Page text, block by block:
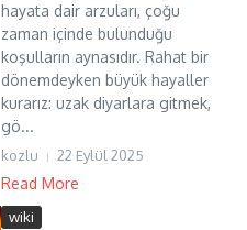
hayata dair arzuları, çoğu
zaman içinde bulunduğu
koşulların aynasıdır. Rahat bir
dönemdeyken büyük hayaller
kurarız: uzak diyarlara gitmek,
gö...
kozlu 22 Eylül 2025
Read More
wiki